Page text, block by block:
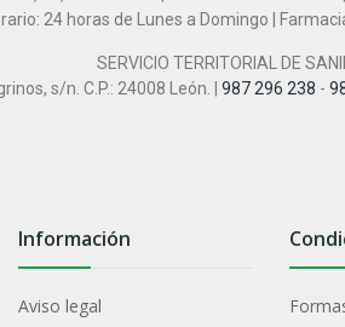
24 horas de Lunes a Domingo |
SERVICIO TERRITORIAL DE
s/n. C.P.: 24008 León. | 987 296 238 -
Información
Aviso legal